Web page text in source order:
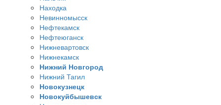
Находка
Невинномысск
Нефтекамск
Нефтеюганск
Нижневартовск
Нижнекамск
Нижний Новгород
Нижний Тагил
Новокузнецк
Новокуйбышевск